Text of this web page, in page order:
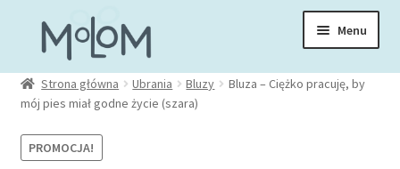
do
nawigacji
do
treści
Menu
Skarpetki
Rozwiń
Zakładki
Strona główna Ubrania Bluzy
Bluza – Ciężko pracuję, by
mój pies miał godne życie (szara)
PROMOCJA!